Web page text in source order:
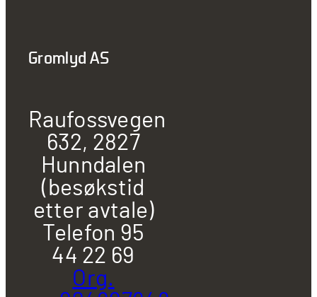
Gromlyd AS
Raufossvegen
632, 2827
Hunndalen
(besøkstid
etter avtale)
Telefon 95
44 22 69
Org.